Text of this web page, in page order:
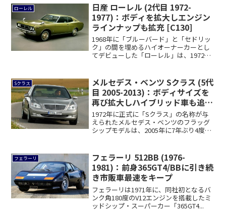
ローレル
日産 ローレル (2代目 1972-
1977)：ボディを拡大しエンジン
ラインナップも拡充 [C130]
1968年に「ブルーバード」と「セドリッ
ク」の間を埋めるハイオーナーカーとし
てデビューした「ローレル」は、1972年4
Sクラス
メルセデス・ベンツ Sクラス (5代
目 2005-2013)：ボディサイズを
再び拡大しハイブリッド車も追加
に [W221]
1972年に正式に「Sクラス」の名称が与
えられたメルセデス・ベンツのフラッグ
シップモデルは、2005年に7年ぶり4度目
フェラーリ
フェラーリ 512BB (1976-
1981)：前身365GT4/BBに引き続
き市販車最速をキープ
フェラーリは1971年に、同社初となるバ
ンク角180度のV12エンジンを搭載したミ
ッドシップ・スーパーカー「365GT4...